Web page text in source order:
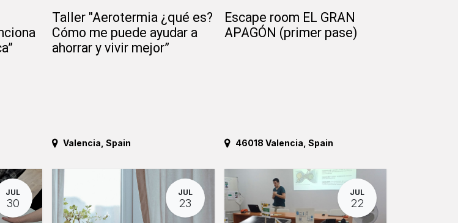
Taller "Aerotermia ¿qué es?
Cómo me puede ayudar a
ahorrar y vivir mejor”
Valencia Spain
Escape room EL GRAN
APAGÓN (primer pase)
46018 Valencia Spain
JUL
30
JUL
23
JUL
22